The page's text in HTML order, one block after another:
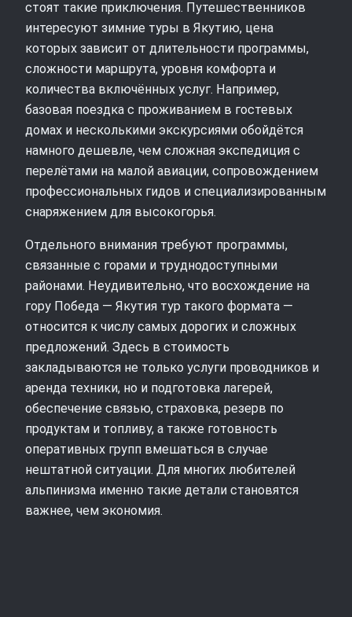
стоят такие приключения. Путешественников
интересуют зимние туры в Якутию, цена
которых зависит от длительности программы,
сложности маршрута, уровня комфорта и
количества включённых услуг. Например,
базовая поездка с проживанием в гостевых
домах и несколькими экскурсиями обойдётся
намного дешевле, чем сложная экспедиция с
перелётами на малой авиации, сопровождением
профессиональных гидов и специализированным
снаряжением для высокогорья.
Отдельного внимания требуют программы,
связанные с горами и труднодоступными
районами. Неудивительно, что восхождение на
гору Победа — Якутия тур такого формата —
относится к числу самых дорогих и сложных
предложений. Здесь в стоимость
закладываются не только услуги проводников и
аренда техники, но и подготовка лагерей,
обеспечение связью, страховка, резерв по
продуктам и топливу, а также готовность
оперативных групп вмешаться в случае
нештатной ситуации. Для многих любителей
альпинизма именно такие детали становятся
важнее, чем экономия.